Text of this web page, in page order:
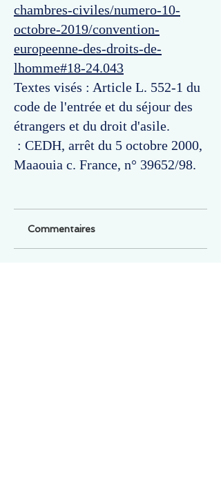
chambres-civiles/numero-10-
octobre-2019/convention-
europeenne-des-droits-de-
lhomme#18-24.043
Textes visés : Article L. 552-1 du
code de l'entrée et du séjour des
étrangers et du droit d'asile.
: CEDH, arrêt du 5 octobre 2000,
Maaouia c. France, n° 39652/98.
Commentaires